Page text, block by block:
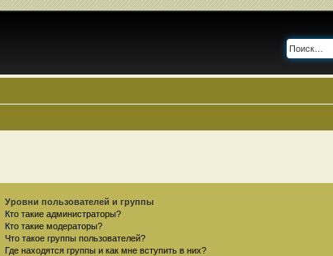
Уровни пользователей и группы
Кто такие администраторы?
Кто такие модераторы?
Что такое группы пользователей?
Где находятся группы и как мне вступить в них?